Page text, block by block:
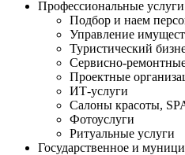
Профессиональные услуги
Подбор и наем
Управление
Туристический
Сервисно-
Проектные
ИТ-услуги
Салоны красоты,
Фотоуслуги
Ритуальные услуги
Государственное и